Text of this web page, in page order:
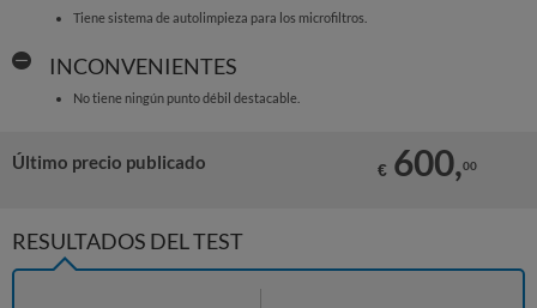
Tiene sistema de autolimpieza para los microfiltros.
INCONVENIENTES
No tiene ningún punto débil destacable.
Último precio publicado € 600,00
RESULTADOS DEL TEST